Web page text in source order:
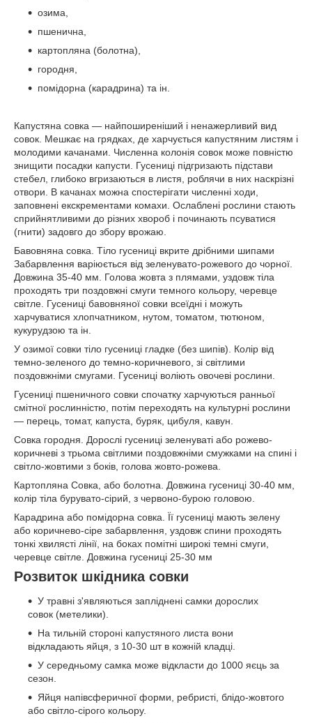
озима,
пшенична,
картопляна (болотна),
городня,
помідорна (карадрина) та ін.
Капустяна совка — найпоширеніший і ненажерливий вид
совок. Мешкає на грядках, де харчується капустяним листям і
молодими качанами. Численна колонія совок може повністю
знищити посадки капусти. Гусениці підгризають підстави
стебел, глибоко вгризаються в листя, роблячи в них наскрізні
отвори. В качанах можна спостерігати численні ходи,
заповнені екскрементами комахи. Ослаблені рослини стають
сприйнятливими до різних хвороб і починають псуватися
(гнити) задовго до збору врожаю.
Бавовняна совка. Тіло гусениці вкрите дрібними шипами
Забарвлення варіюється від зеленувато-рожевого до чорної.
Довжина 35-40 мм. Голова жовта з плямами, уздовж тіла
проходять три поздовжні смуги темного кольору, черевце
світле. Гусениці бавовняної совки всеїдні і можуть
харчуватися хлопчатником, нутом, томатом, тютюном,
кукурудзою та ін.
У озимої совки тіло гусениці гладке (без шипів). Колір від
темно-зеленого до темно-коричневого, зі світлими
поздовжніми смугами. Гусениці воліють овочеві рослини.
Гусениці пшеничного совки спочатку харчуються ранньої
смітної рослинністю, потім переходять на культурні рослини
— перець, томат, капуста, буряк, цибуля, кавун.
Совка городня. Дорослі гусениці зеленуваті або рожево-
коричневі з трьома світлими поздовжніми смужками на спині і
світло-жовтими з боків, голова жовто-рожева.
Картопляна Совка, або болотна. Довжина гусениці 30-40 мм,
колір тіла бурувато-сірий, з червоно-бурою головою.
Карадрина або помідорна совка. Її гусениці мають зелену
або коричнево-сіре забарвлення, уздовж спини проходять
тонкі хвилясті лінії, на боках помітні широкі темні смуги,
черевце світле. Довжина гусениці 25-30 мм
Розвиток шкідника совки
У травні з'являються запліднені самки дорослих
совок (метелики).
На тильній стороні капустяного листа вони
відкладають яйця, з 10-30 шт в кожній кладці.
У середньому самка може відкласти до 1000 яєць за
сезон.
Яйця напівсферичної форми, ребристі, блідо-жовтого
або світло-сірого кольору.